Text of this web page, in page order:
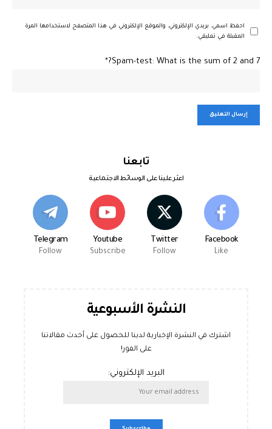
احفظ اسمي، بريدي الإلكتروني، والموقع الإلكتروني في هذا المتصفح لاستخدامها المرة
المقبلة في تعليقي.
Spam-test: What is the sum of 2 and 7?*
تابعنا
اعثر علينا على الوسائط الاجتماعية
Facebook
Like
Twitter
Follow
Youtube
Subscribe
Telegram
Follow
النشرة الأسبوعية
اشترك في النشرة الإخبارية لدينا للحصول على أحدث مقالاتنا
على الفور!
البريد الإلكتروني: